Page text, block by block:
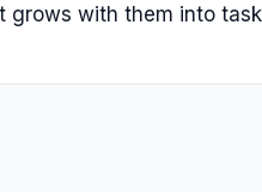
with them into